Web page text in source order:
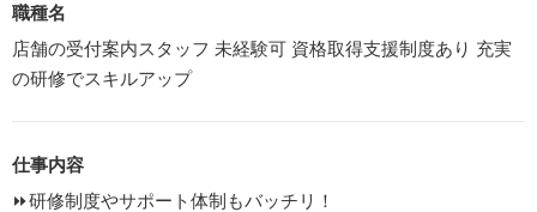
職種名
店舗の受付案内スタッフ 未経験可 資格取得支援制度あり 充実
の研修でスキルアップ
仕事内容
⏩️研修制度やサポート体制もバッチリ！